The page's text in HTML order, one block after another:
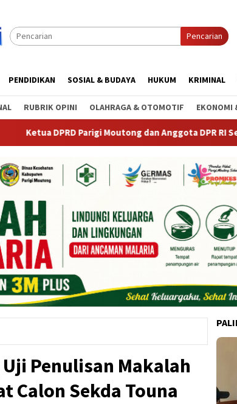
Pencarian
PENDIDIKAN SOSIAL & BUDAYA HUKUM KRIMINAL
RUBRIK OPINI OLAHRAGA & OTOMOTIF EKONOMI
Parigi Moutong dan Anggota DPR RI Serap Aspirasi
Penulisan Makalah
Calon Sekda Touna